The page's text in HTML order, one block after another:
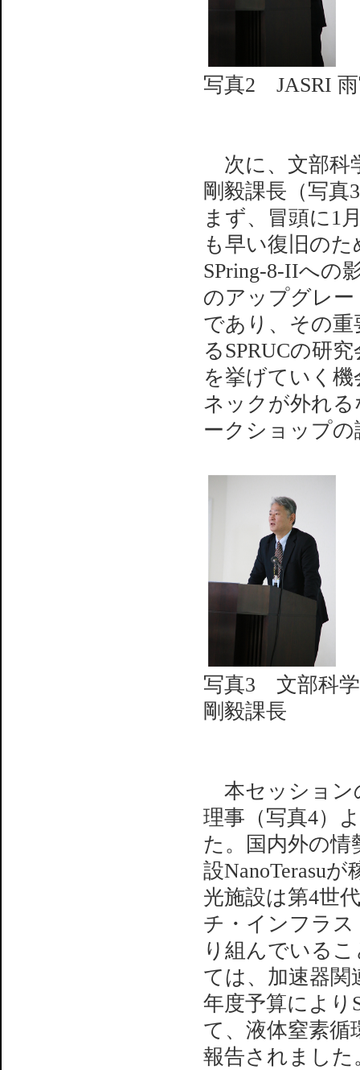
写真2 JASRI
次に、文部科
剛毅課長（写
まず、冒頭に1
も早い復旧の
SPring-8-IIへの
のアップグレ
であり、その
るSPRUCの研
を挙げていく
ネックが外れ
ークショップ
写真3 文部科学
剛毅課長
本セッション
理事（写真4）
た。国内外の情
設NanoTerasu
光施設は第4世
チ・インフラ
り組んでいる
ては、加速器関
年度予算により
て、液体窒素
報告されました